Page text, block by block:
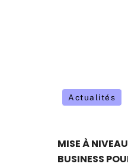
Actualités
MISE À
BUSINESS